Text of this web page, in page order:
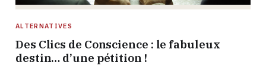
ALTERNATIVES
Des Clics de Conscience : le fabuleux
destin… d’une pétition !